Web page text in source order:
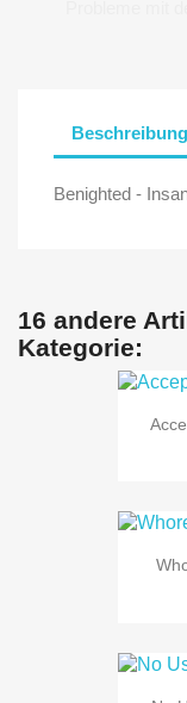
Beschreibung
Benighted -
16 andere
Kategorie: